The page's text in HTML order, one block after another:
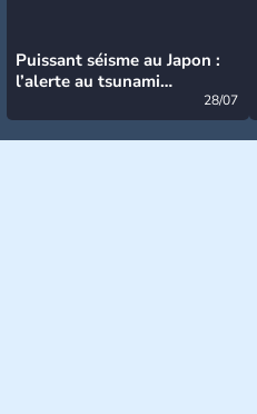
Puissant séisme au Japon :
l’alerte au tsunami
28/07